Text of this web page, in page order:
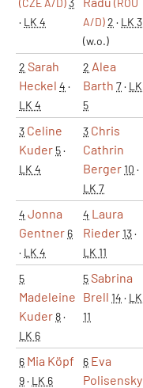
(CZE A/D)3
· LK 4
(ROU
A/D)2 · LK 3
(w.o.)
2 Sarah
Heckel 4 ·
LK 4
2 Alea
Barth 7· LK
5
3 Celine
Kuder 5·
LK 4
3 Chris
Cathrin
Berger10 ·
LK 7
4 Jonna
Gentner 6
· LK 4
4 Laura
Rieder13·
LK 11
5
Madeleine
Kuder8·
LK 6
5Sabrina
Brell 14 · LK
11
6 Mia Köpf
9· LK 6
6 Eva
Polisensky